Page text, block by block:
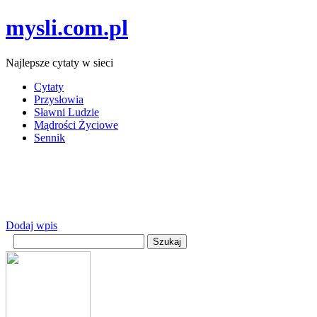
mysli.com.pl
Najlepsze cytaty w sieci
Cytaty
Przysłowia
Sławni Ludzie
Mądrości Życiowe
Sennik
Dodaj wpis